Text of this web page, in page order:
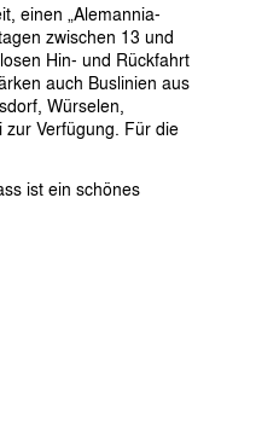
einen „Alemannia-
zwischen 13 und
Hin- und Rückfahrt
auch Buslinien aus
Würselen,
Verfügung. Für die
ist ein schönes